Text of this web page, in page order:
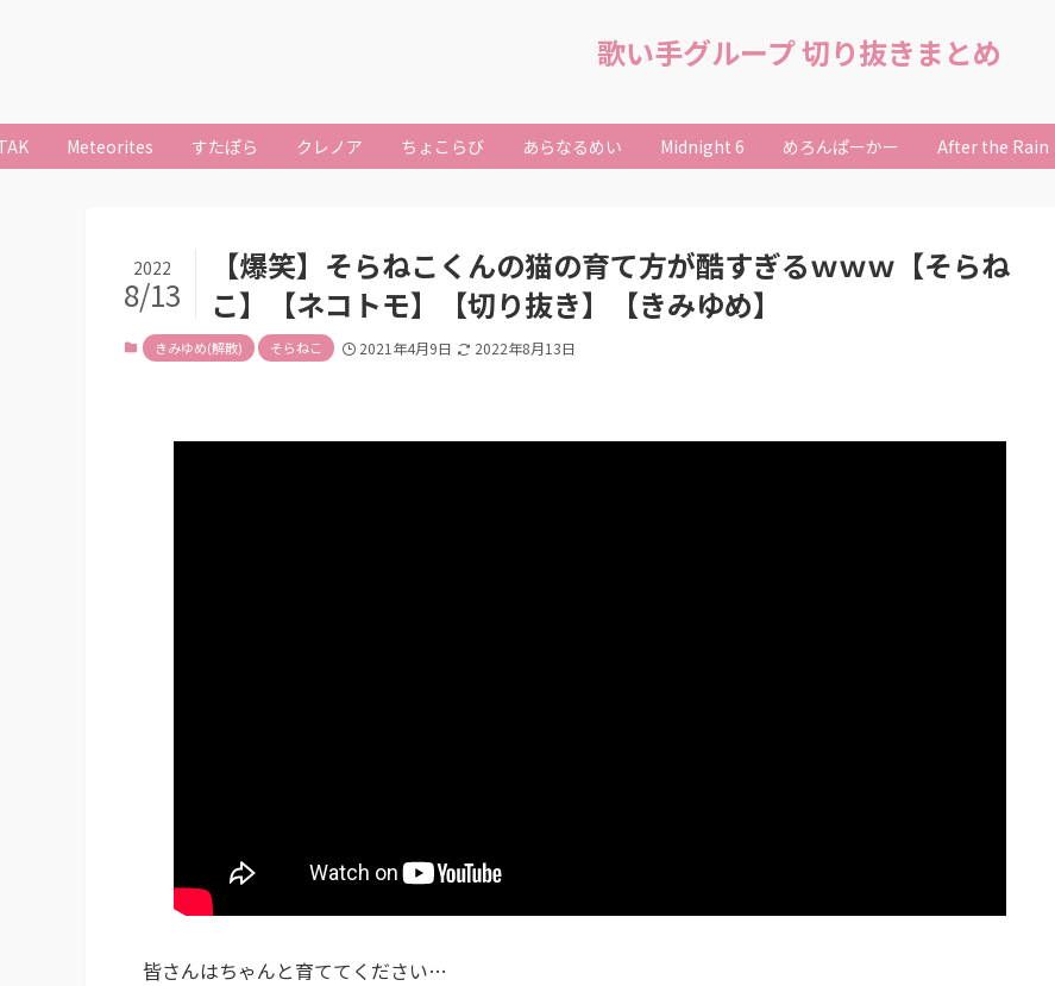
歌い手グループ 切り抜きまとめ
Meteorites すたぽら クレノア ちょこらび あらなるめい Midnight 6 めろんぱーかー After the Rain
【爆笑】そらねこくんの猫の育て方が酷すぎるｗｗｗ【そらね
こ】【ネコトモ】【切り抜き】【きみゆめ】
2022
8/13
きみゆめ(解散) そらねこ 2021年4月9日 2022年8月13日
皆さんはちゃんと育ててください…